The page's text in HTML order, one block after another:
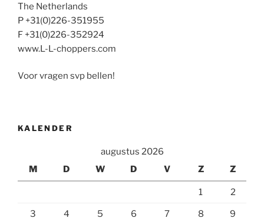
The Netherlands
P +31(0)226-351955
F +31(0)226-352924
www.L-L-choppers.com
Voor vragen svp bellen!
KALENDER
augustus 2026
M
D W D V Z Z
1 2
3 4 5 6 7 8 9